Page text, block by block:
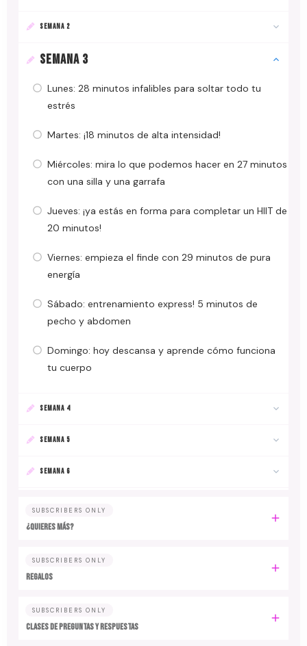
SEMANA 2
SEMANA 3
Lunes: 28 minutos infalibles para soltar todo tu
estrés
Martes: ¡18 minutos de alta intensidad!
Miércoles: mira lo que podemos hacer en 27 minutos
con una silla y una garrafa
Jueves: ¡ya estás en forma para completar un HIIT de
20 minutos!
Viernes: empieza el finde con 29 minutos de pura
energía
Sábado: entrenamiento express! 5 minutos de
pecho y abdomen
Domingo: hoy descansa y aprende cómo funciona
tu cuerpo
SEMANA 4
SEMANA 5
SEMANA 6
SUBSCRIBERS ONLY
¿Quieres más?
SUBSCRIBERS ONLY
Regalos
SUBSCRIBERS ONLY
Clases de preguntas y respuestas